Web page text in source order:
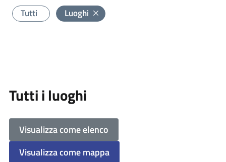
Tutti Luoghi
Tutti i luoghi
Visualizza come elenco
Visualizza come mappa